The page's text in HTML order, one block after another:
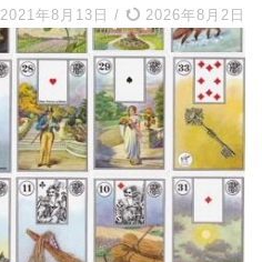
2021年8月13日 / 2026年8月2日